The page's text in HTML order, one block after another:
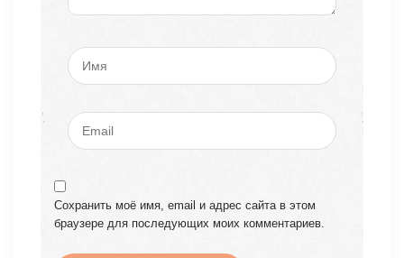
Сохранить моё имя, email и адрес сайта в этом
браузере для последующих моих комментариев.